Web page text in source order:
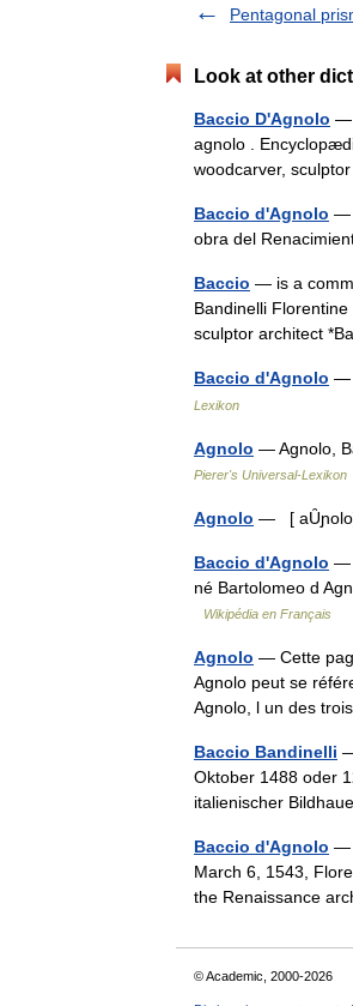
Pentagonal
Look at other
Baccio D'Agnolo —
agnolo .
woodcarver,
Baccio d'Agnolo —
obra del
Baccio — is a
Bandinelli
sculptor architect
Baccio d'Agnolo —
Lexikon
Agnolo — Agnolo,
Pierer's Universal-Lexikon
Agnolo — [
Baccio d'Agnolo —
né Bartolomeo d
Wikipédia en Français
Agnolo — Cette
Agnolo peut se
Agnolo, l un des
Baccio Bandinelli
Oktober 1488 oder
italienischer
Baccio d'Agnolo —
March 6, 1543,
the Renaissance
© Academic, 2000-2026